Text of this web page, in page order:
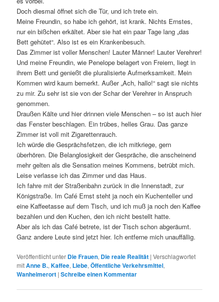
Doch diesmal öffnet sich die Tür, und ich trete ein.
Meine Freundin, so habe ich gehört, ist krank. Nichts Ernstes,
nur ein bißchen erkältet. Aber sie hat ein paar Tage lang „das
Bett gehütet“. Also ist es ein Krankenbesuch.
Das Zimmer ist voller Menschen! Lauter Männer! Lauter Verehrer!
Und meine Freundin, wie Penelope belagert von Freiern, liegt in
ihrem Bett und genießt die pluralisierte Aufmerksamkeit. Mein
Kommen wird kaum bemerkt. Außer „Ach, hallo!“ sagt sie nichts
zu mir. Zu sehr ist sie von der Schar der Verehrer in Anspruch
genommen.
Draußen Kälte und hier drinnen viele Menschen – so ist auch hier
das Fenster beschlagen. Ein trübes, helles Grau. Das ganze
Zimmer ist voll mit Zigarettenrauch.
Ich würde die Gesprächsfetzen, die ich mitkriege, gern
überhören. Die Belanglosigkeit der Gespräche, die anscheinend
mehr gelten als die Sensation meines Kommens, betrübt mich.
Leise verlasse ich das Zimmer und das Haus.
Ich fahre mit der Straßenbahn zurück in die Innenstadt, zur
Königstraße. Im Café Ernst steht ja noch ein Kuchenteller und
eine Kaffeetasse auf dem Tisch, und ich muß ja noch den Kaffee
bezahlen und den Kuchen, den ich nicht bestellt hatte.
Aber als ich das Café betrete, ist der Tisch schon abgeräumt.
Ganz andere Leute sind jetzt hier. Ich entferne mich unauffällig.
Veröffentlicht unter Die Frauen, Die reale Realität |Verschlagwortet
mitAnne B.,Kaffee, Liebe,Öffentliche Verkehrsmittel,
Wanheimerort |Schreibe einen Kommentar